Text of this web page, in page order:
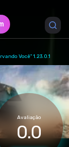
Você" 1.23.0.1
Avaliação
0.0